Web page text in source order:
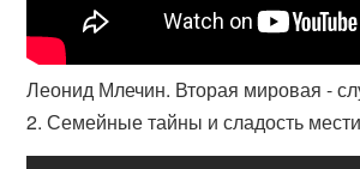
Леонид Млечин. Вторая мировая -
2. Семейные тайны и сладость мести